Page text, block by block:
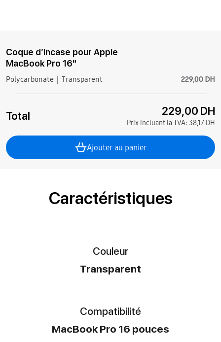
Coque d’Incase pour Apple
MacBook Pro 16"
Polycarbonate Transparent 229,00 DH
Total 229,00 DH
Prix incluant la TVA: 38,17 DH
Ajouter au panier
Caractéristiques
Couleur
Transparent
Compatibilité
MacBook Pro 16 pouces